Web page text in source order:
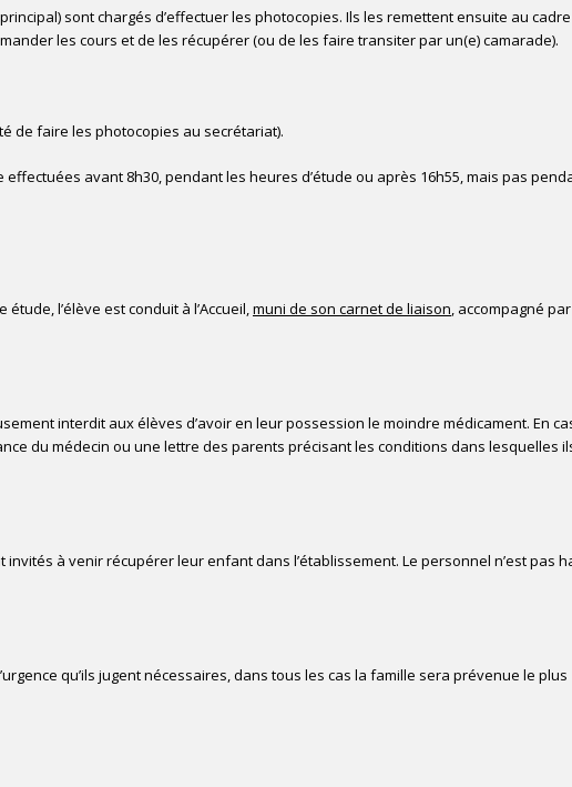
sont chargés d’effectuer les photocopies. Ils les remettent ensuite au cadre
les cours et de les récupérer (ou de les faire transiter par un(e) camarade).
de faire les photocopies au secrétariat).
avant 8h30, pendant les heures d’étude ou après 16h55, mais pas
l’élève est conduit à l’Accueil,muni de son carnet de liaison, accompagné
interdit aux élèves d’avoir en leur possession le moindre médicament. En
du médecin ou une lettre des parents précisant les conditions dans lesquelles
à venir récupérer leur enfant dans l’établissement. Le personnel n’est pas
qu’ils jugent nécessaires, dans tous les cas la famille sera prévenue le plus